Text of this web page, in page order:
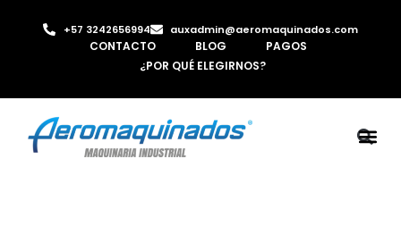
+57 3242656994 auxadmin@aeromaquinados.com
CONTACTO BLOG
PAGOS
¿POR QUÉ ELEGIRNOS?